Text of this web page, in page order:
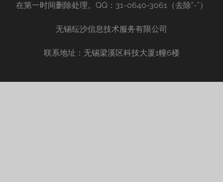
在第一时间删除处理。QQ：31-0640-3061（去除“-”）
无锡纭沙信息技术服务有限公司
联系地址：无锡梁溪区科技大厦1幢6楼